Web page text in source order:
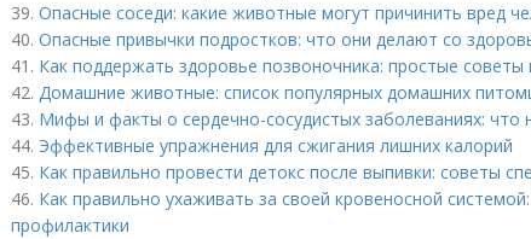
39. Опасные соседи: какие животные могут причинить вред
40. Опасные привычки подростков: что они делают со
41. Как поддержать здоровье позвоночника: простые советы
42. Домашние животные: список популярных домашних
43. Мифы и факты о сердечно-сосудистых заболеваниях: что
44. Эффективные упражнения для сжигания лишних калорий
45. Как правильно провести детокс после выпивки: советы
46. Как правильно ухаживать за своей кровеносной
профилактики